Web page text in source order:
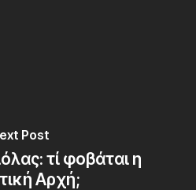
Post
τί φοβάται η
Αρχή;